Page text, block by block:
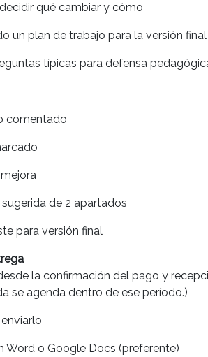
qué cambiar y cómo
un plan de trabajo para la versión final
típicas para defensa
comentado
de 2 apartados
para versión final
la confirmación del pago y
se agenda dentro de ese período.)
Word o Google Docs (preferente)